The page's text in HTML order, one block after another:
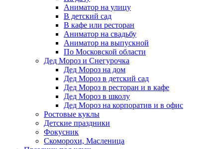
Аниматор на улицу
В детский сад
В кафе или ресторан
Аниматор на свадьбу
Аниматор на выпускной
По Московской области
Дед Мороз и Снегурочка
Дед Мороз на дом
Дед Мороз в детский сад
Дед Мороз в ресторан и в кафе
Дед Мороз в школу
Дед Мороз на корпоратив и в офис
Ростовые куклы
Детские праздники
Фокусник
Скоморохи, Масленица